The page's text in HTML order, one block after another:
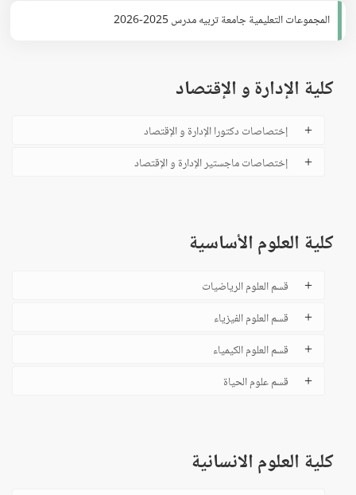
المجموعات التعليمية جامعة تربيه مدرس 2025-2026
كلية الإدارة و الإقتصاد
إختصاصات دكتورا الإدارة و الإقتصاد
إختصاصات ماجستير الإدارة و الإقتصاد
كلية العلوم الأساسية
قسم العلوم الرياضيات
قسم العلوم الفيزياء
قسم العلوم الكيمياء
قسم علوم الحياة
كلية العلوم الانسانية